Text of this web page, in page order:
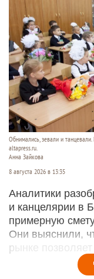
Обнимались, зевали и
altapress.ru.
Анна Зайкова
8 августа 2026 в 13:35
Аналитики
и канцелярии в
примерную
Они выяснили,
рынке позволяет